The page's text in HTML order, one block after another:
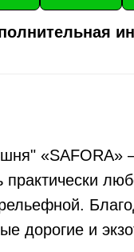
«SAFORA»
дорогие и